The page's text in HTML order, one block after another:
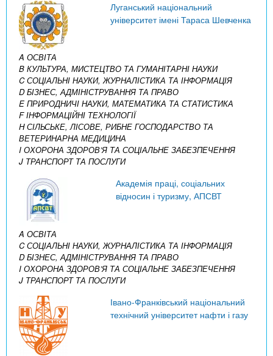
Луганський національний
університет імені Тараса Шевченка
A ОСВІТА
B КУЛЬТУРА, МИСТЕЦТВО ТА ГУМАНІТАРНІ НАУКИ
C СОЦІАЛЬНІ НАУКИ, ЖУРНАЛІСТИКА ТА ІНФОРМАЦІЯ
D БІЗНЕС, АДМІНІСТРУВАННЯ ТА ПРАВО
E ПРИРОДНИЧІ НАУКИ, МАТЕМАТИКА ТА СТАТИСТИКА
F ІНФОРМАЦІЙНІ ТЕХНОЛОГІЇ
H СІЛЬСЬКЕ, ЛІСОВЕ, РИБНЕ ГОСПОДАРСТВО ТА
ВЕТЕРИНАРНА МЕДИЦИНА
I ОХОРОНА ЗДОРОВ’Я ТА СОЦІАЛЬНЕ ЗАБЕЗПЕЧЕННЯ
J ТРАНСПОРТ ТА ПОСЛУГИ
Академія праці, соціальних
відносин і туризму, АПСВТ
A ОСВІТА
C СОЦІАЛЬНІ НАУКИ, ЖУРНАЛІСТИКА ТА ІНФОРМАЦІЯ
D БІЗНЕС, АДМІНІСТРУВАННЯ ТА ПРАВО
I ОХОРОНА ЗДОРОВ’Я ТА СОЦІАЛЬНЕ ЗАБЕЗПЕЧЕННЯ
J ТРАНСПОРТ ТА ПОСЛУГИ
Івано-Франківський національний
технічний університет нафти і газу